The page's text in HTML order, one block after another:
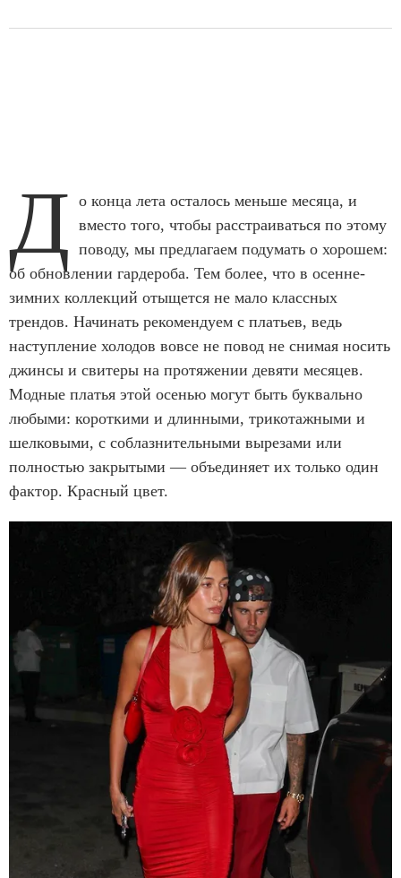
Д о конца лета осталось меньше месяца, и
вместо того, чтобы расстраиваться по этому
поводу, мы предлагаем подумать о хорошем:
об обновлении гардероба. Тем более, что в осенне-
зимних коллекций отыщется не мало классных
трендов. Начинать рекомендуем с платьев, ведь
наступление холодов вовсе не повод не снимая носить
джинсы и свитеры на протяжении девяти месяцев.
Модные платья этой осенью могут быть буквально
любыми: короткими и длинными, трикотажными и
шелковыми, с соблазнительными вырезами или
полностью закрытыми — объединяет их только один
фактор. Красный цвет.